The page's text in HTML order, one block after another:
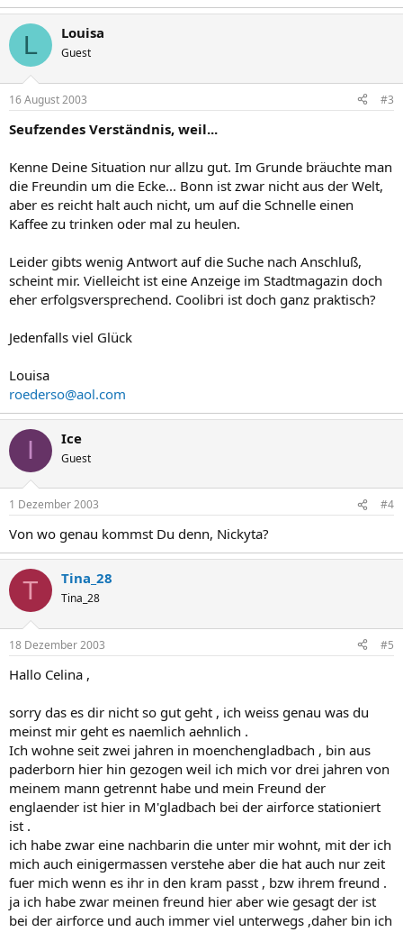
L Louisa
Guest
16 August 2003 #3
Seufzendes Verständnis, weil...
Kenne Deine Situation nur allzu gut. Im Grunde bräuchte man
die Freundin um die Ecke... Bonn ist zwar nicht aus der Welt,
aber es reicht halt auch nicht, um auf die Schnelle einen
Kaffee zu trinken oder mal zu heulen.
Leider gibts wenig Antwort auf die Suche nach Anschluß,
scheint mir. Vielleicht ist eine Anzeige im Stadtmagazin doch
eher erfolgsversprechend. Coolibri ist doch ganz praktisch?
Jedenfalls viel Glück
Louisa
roederso@aol.com
I Ice
Guest
1 Dezember 2003 #4
Von wo genau kommst Du denn, Nickyta?
T Tina_28
Tina_28
18 Dezember 2003 #5
Hallo Celina ,
sorry das es dir nicht so gut geht , ich weiss genau was du
meinst mir geht es naemlich aehnlich .
Ich wohne seit zwei jahren in moenchengladbach , bin aus
paderborn hier hin gezogen weil ich mich vor drei jahren von
meinem mann getrennt habe und mein Freund der
englaender ist hier in M'gladbach bei der airforce stationiert
ist .
ich habe zwar eine nachbarin die unter mir wohnt, mit der ich
mich auch einigermassen verstehe aber die hat auch nur zeit
fuer mich wenn es ihr in den kram passt , bzw ihrem freund .
ja ich habe zwar meinen freund hier aber wie gesagt der ist
bei der airforce und auch immer viel unterwegs ,daher bin ich